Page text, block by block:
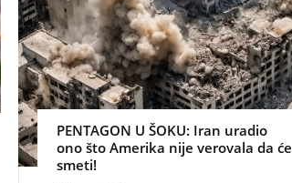
PENTAGON U ŠOKU: Iran uradio
ono što Amerika nije verovala da će
smeti!